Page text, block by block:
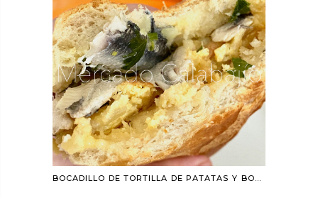
BOCADILLO DE TORTILLA DE PATATAS Y BOQUERONES EN VINAGRE